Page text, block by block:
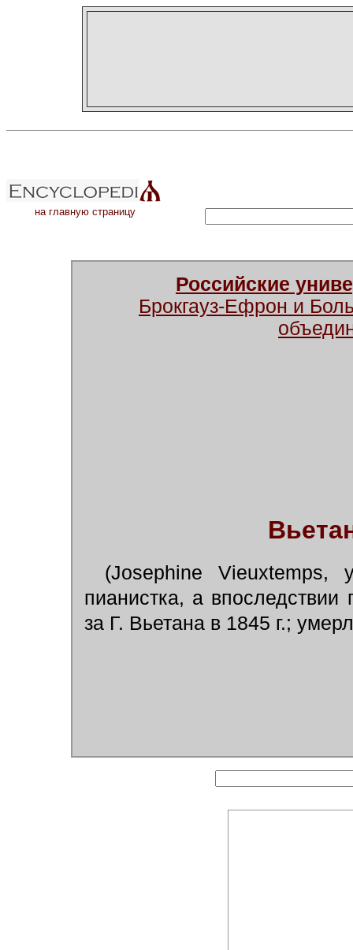
на главную страницу
Российские
Брокгауз-Ефрон и
(Josephine Vieuxtemps,
пианистка, а
за Г. Вьетана в 1845 г.;